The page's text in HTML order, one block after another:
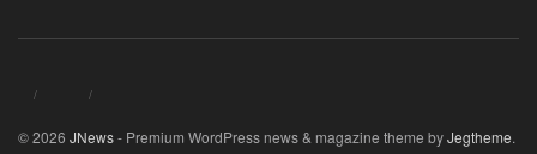
© 2026 JNews- Premium WordPress news & magazine theme byJegtheme.